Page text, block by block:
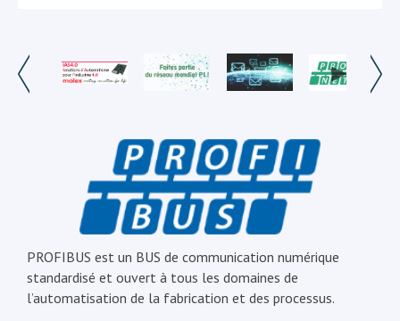
PROFIBUS est un BUS de communication numérique
standardisé et ouvert à tous les domaines de
l’automatisation de la fabrication et des processus.